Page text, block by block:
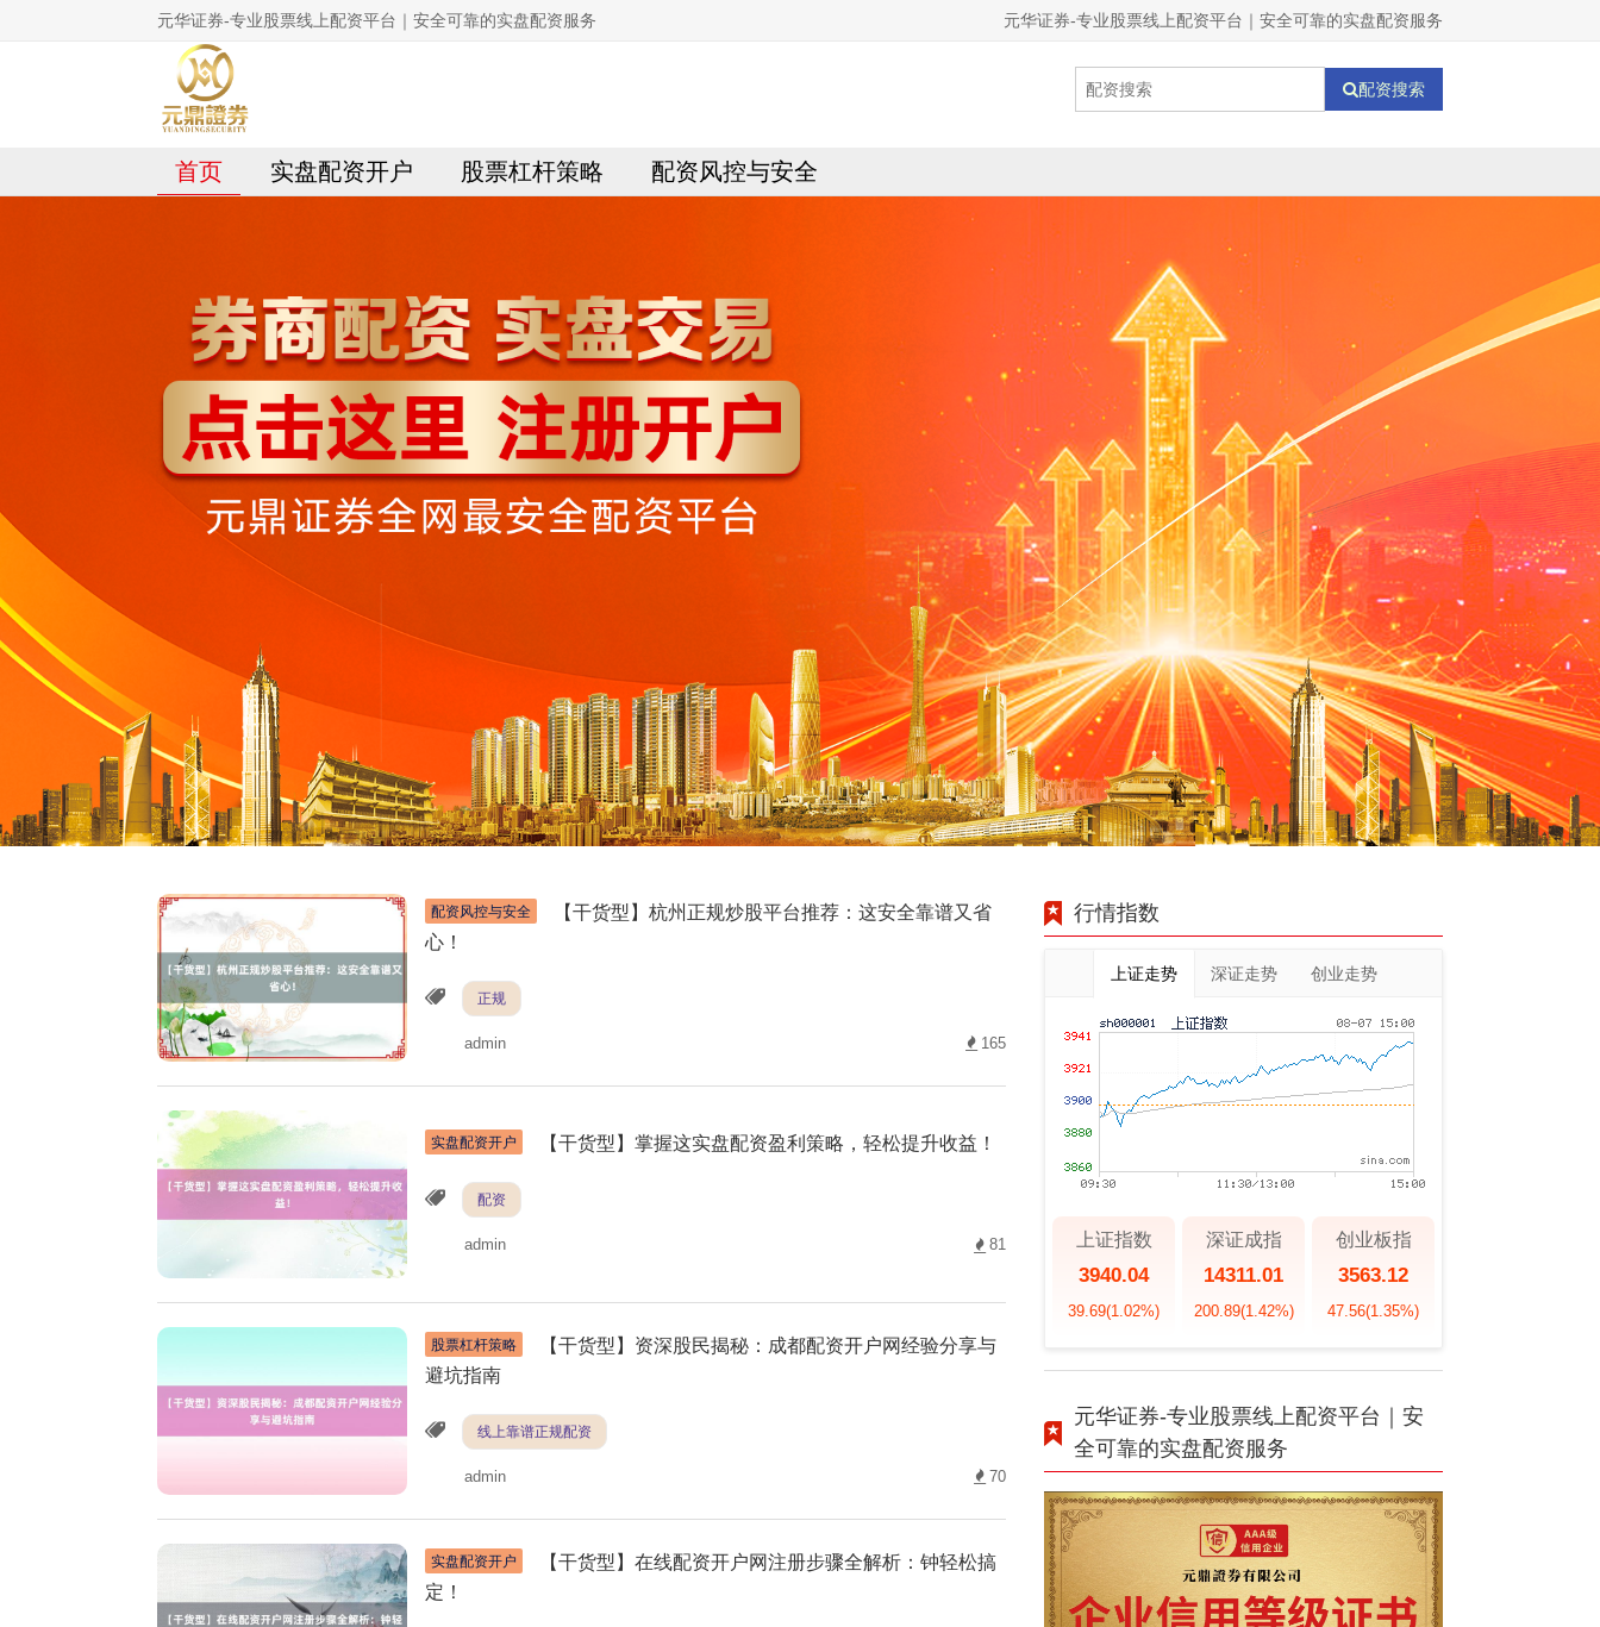
元华证券-专业股票线上配资平台｜安全可靠的实盘配资服务 元华证券-专业股票线上配资平台｜安全可靠的实盘配资服务
配资搜索
首页 实盘配资开户 股票杠杆策略 配资风控与安全
配资风控与安全
【干货型】杭州正规炒股平台推荐：这安全靠谱又省
心！
正规
admin 165
实盘配资开户 【干货型】掌握这实盘配资盈利策略，轻松提升收益！
配资
admin 81
股票杠杆策略
【干货型】资深股民揭秘：成都配资开户网经验分享与
避坑指南
线上靠谱正规配资
admin 70
实盘配资开户
【干货型】在线配资开户网注册步骤全解析：钟轻松搞
定！
行情指数
上证走势 深证走势 创业走势
上证指数
3940.04
39.69(1.02%)
深证成指
14311.01
200.89(1.42%)
创业板指
3563.12
47.56(1.35%)
元华证券-专业股票线上配资平台｜安
全可靠的实盘配资服务